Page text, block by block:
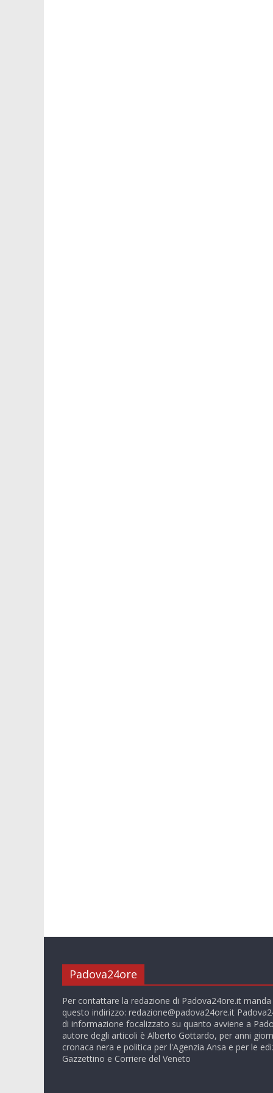
Padova24ore
Per contattare la redazione di Padova24ore.it
questo indirizzo: redazione@padova24ore.it
di informazione focalizzato su quanto avviene a
autore degli articoli è Alberto Gottardo, per anni
cronaca nera e politica per l'Agenzia Ansa e per le
Gazzettino e Corriere del Veneto